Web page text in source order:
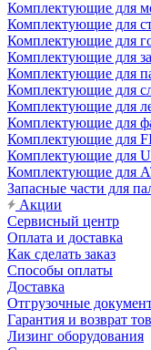
Комплектующие для
Комплектующие для
Комплектующие для
Комплектующие для
Комплектующие для
Комплектующие для
Комплектующие для
Комплектующие для
Комплектующие для
Комплектующие для
Комплектующие для
Запасные части для
Акции
Сервисный центр
Оплата и доставка
Как сделать заказ
Способы оплаты
Доставка
Отгрузочные
Гарантия и возврат
Лизинг оборудования